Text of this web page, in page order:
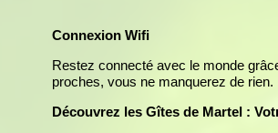
Connexion Wifi
Restez connecté avec le monde
proches, vous ne manquerez de rien.
Découvrez les Gîtes de Martel :